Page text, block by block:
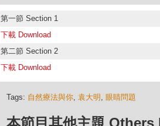
第一節 Section 1
下載 Download
第二節 Section 2
下載 Download
Tags: 自然療法與你, 袁大明 , 眼睛問題
本節目其他主題